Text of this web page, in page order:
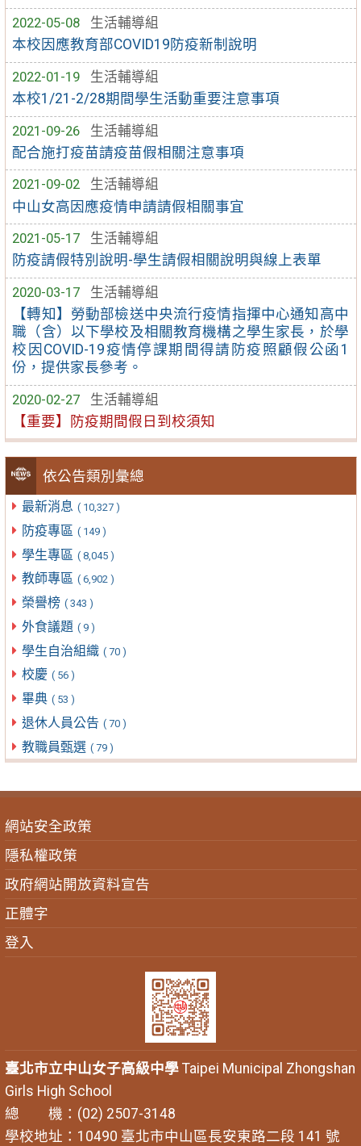
2022-05-08
生活輔導組
本校因應教育部COVID19防疫新制說明
2022-01-19
生活輔導組
本校1/21-2/28期間學生活動重要注意事項
2021-09-26
生活輔導組
配合施打疫苗請疫苗假相關注意事項
2021-09-02
生活輔導組
中山女高因應疫情申請請假相關事宜
2021-05-17
生活輔導組
防疫請假特別說明-學生請假相關說明與線上表單
2020-03-17
生活輔導組
【轉知】勞動部檢送中央流行疫情指揮中心通知高中
職（含）以下學校及相關教育機構之學生家長，於學
校因COVID-19疫情停課期間得請防疫照顧假公函1
份，提供家長參考。
2020-02-27
生活輔導組
【重要】防疫期間假日到校須知
依公告類別彙總
最新消息 ( 10,327 )
防疫專區 ( 149 )
學生專區 ( 8,045 )
教師專區 ( 6,902 )
榮譽榜 ( 343 )
外食議題 ( 9 )
學生自治組織 ( 70 )
校慶 ( 56 )
畢典 ( 53 )
退休人員公告 ( 70 )
教職員甄選 ( 79 )
網站安全政策
隱私權政策
政府網站開放資料宣告
正體字
登入
臺北市立中山女子高級中學Taipei Municipal Zhongshan
Girls High School
總 機：(02) 2507-3148
學校地址：10490 臺北市中山區長安東路二段 141 號